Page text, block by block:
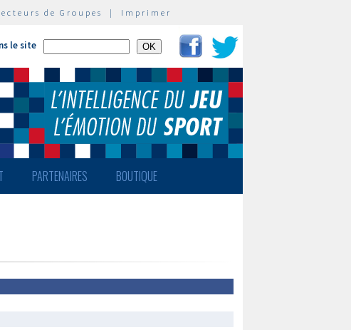
de Groupes | Imprimer
le site
PARTENAIRES BOUTIQUE